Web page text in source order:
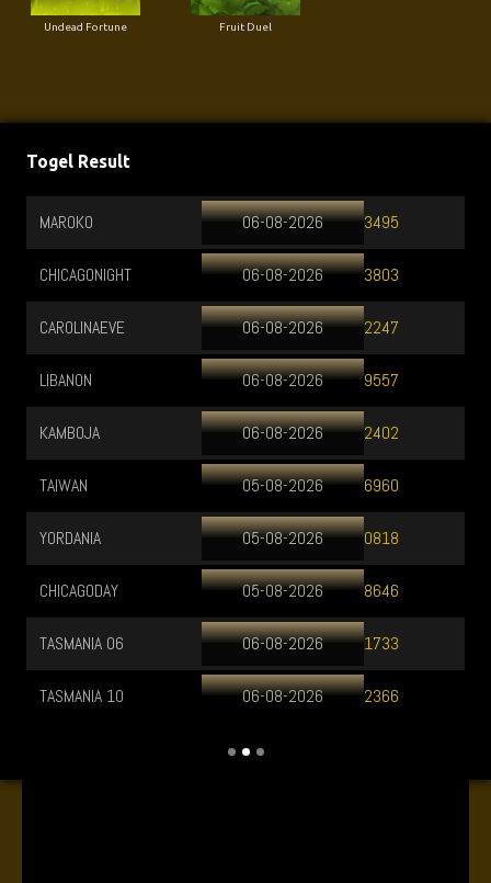
Undead Fortune Fruit Duel
Togel Result
MAROKO 3495
06-08-2026
CHICAGONIGHT 3803
06-08-2026
CAROLINAEVE 2247
06-08-2026
LIBANON 9557
06-08-2026
KAMBOJA 2402
06-08-2026
TAIWAN 6960
05-08-2026
YORDANIA 0818
05-08-2026
CHICAGODAY 8646
05-08-2026
TASMANIA 06 1733
06-08-2026
TASMANIA 10 2366
06-08-2026